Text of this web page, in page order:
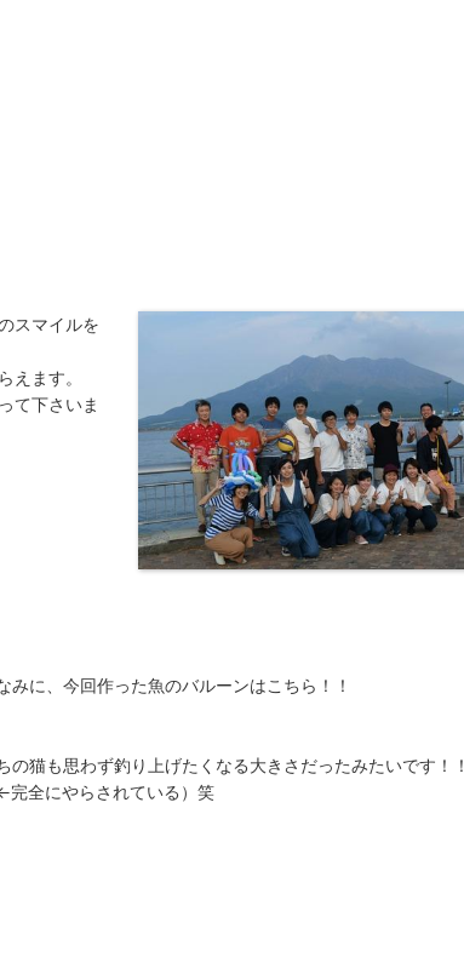
スマイルを
えます。
て下さいま
みに、今回作った魚のバルーンはこちら！！
の猫も思わず釣り上げたくなる大きさだったみたいです！！
完全にやらされている）笑